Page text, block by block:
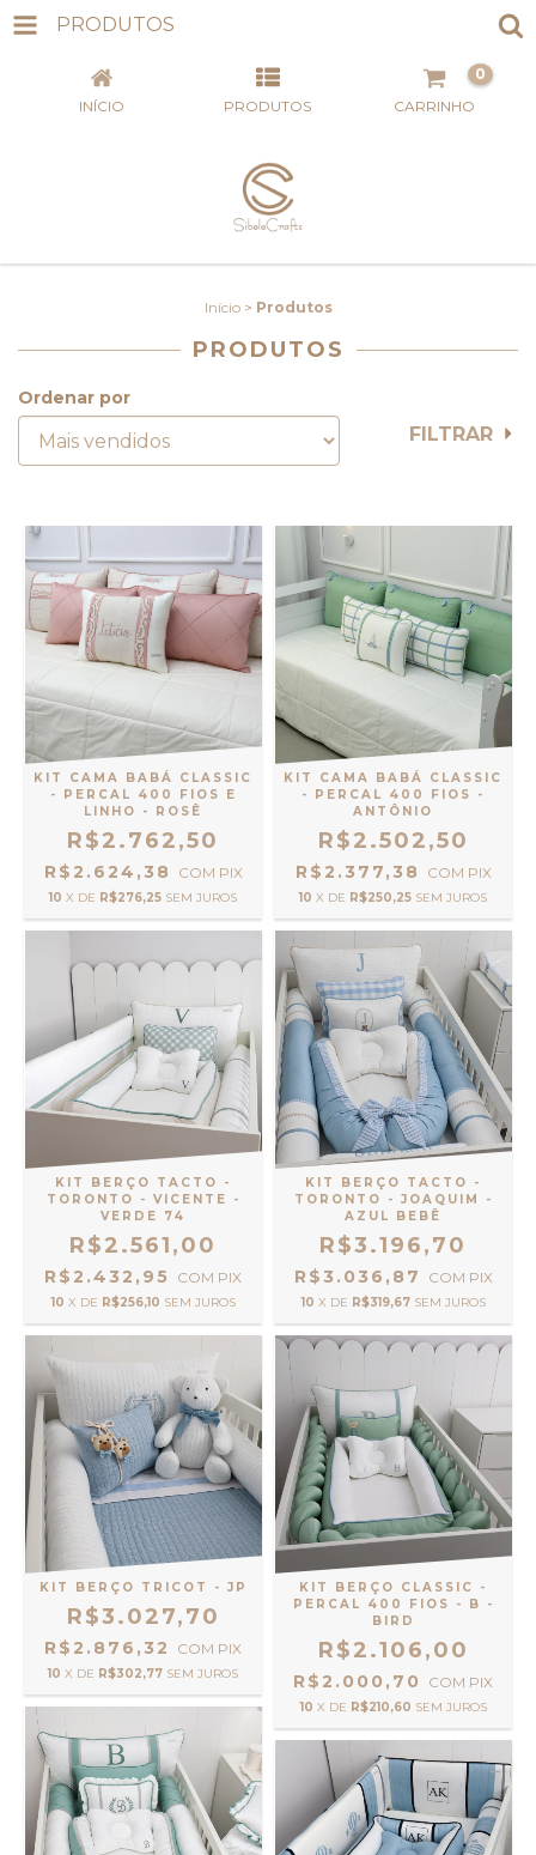
PRODUTOS
INÍCIO PRODUTOS CARRINHO
0
Início > Produtos
PRODUTOS
Ordenar por
FILTRAR
KIT CAMA BABÁ CLASSIC
- PERCAL 400 FIOS E
LINHO - ROSÊ
R$2.762,50
R$2.624,38 COM PIX
10 X DE R$276,25 SEM JUROS
KIT CAMA BABÁ CLASSIC
- PERCAL 400 FIOS -
ANTÔNIO
R$2.502,50
R$2.377,38 COM PIX
10 X DE R$250,25 SEM JUROS
KIT BERÇO TACTO -
TORONTO - VICENTE -
VERDE 74
R$2.561,00
R$2.432,95 COM PIX
10 X DE R$256,10 SEM JUROS
KIT BERÇO TACTO -
TORONTO - JOAQUIM -
AZUL BEBÊ
R$3.196,70
R$3.036,87 COM PIX
10 X DE R$319,67 SEM JUROS
KIT BERÇO TRICOT - JP
R$3.027,70
R$2.876,32 COM PIX
10 X DE R$302,77 SEM JUROS
KIT BERÇO CLASSIC -
PERCAL 400 FIOS - B -
BIRD
R$2.106,00
R$2.000,70 COM PIX
10 X DE R$210,60 SEM JUROS